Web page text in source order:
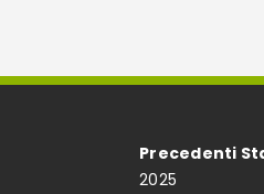
Precedenti
2025